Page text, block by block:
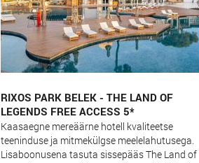
RIXOS PARK BELEK - THE LAND OF
LEGENDS FREE ACCESS 5*
Kaasaegne mereäärne hotell kvaliteetse
teeninduse ja mitmekülgse meelelahutusega.
Lisaboonusena tasuta sissepääs The Land of